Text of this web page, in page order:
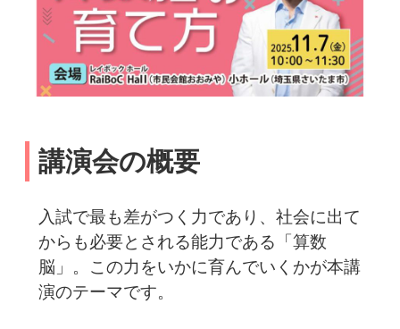
講演会の概要
入試で最も差がつく力であり、社会に出て
からも必要とされる能力である「算数
脳」。この力をいかに育んでいくかが本講
演のテーマです。